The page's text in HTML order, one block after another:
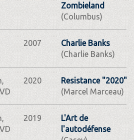
Zombieland
(Columbus)
2007
Charlie Banks
(Charlie Banks)
2020
Resistance "2020"
(Marcel Marceau)
2019
L'Art de
l'autodéfense